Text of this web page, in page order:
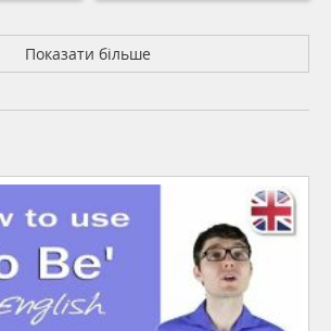
Показати більше